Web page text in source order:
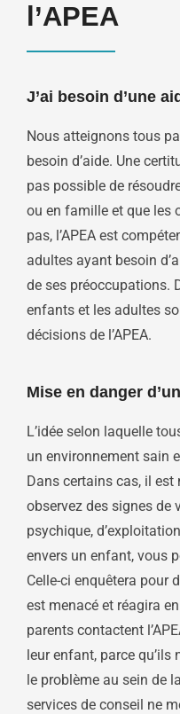
l’APEA
J’ai besoin d’une
Nous atteignons tous
besoin d’aide. Une
pas possible de
ou en famille et que les
pas, l’APEA est
adultes ayant besoin
de ses préoccupations.
enfants et les adultes
décisions de l’APEA.
Mise en danger
L’idée selon laquelle
un environnement sain
Dans certains cas, il est
observez des signes de
psychique,
envers un enfant, vous
Celle-ci enquêtera pour
est menacé et réagira
parents contactent
leur enfant, parce qu’ils
le problème au sein de
services de conseil ne